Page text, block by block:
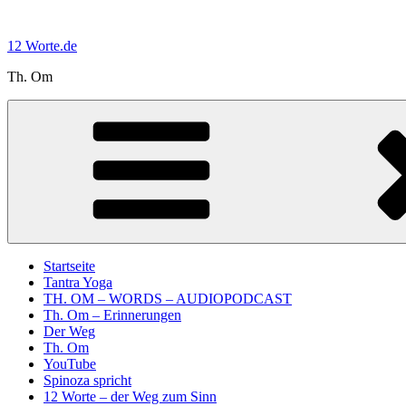
springen
12 Worte.de
Th. Om
Startseite
Tantra Yoga
TH. OM – WORDS – AUDIOPODCAST
Th. Om – Erinnerungen
Der Weg
Th. Om
YouTube
Spinoza spricht
12 Worte – der Weg zum Sinn